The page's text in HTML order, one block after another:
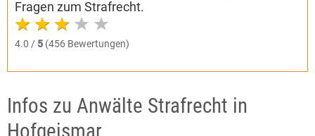
Fragen zum Strafrecht.
4.0 / 5 (456 Bewertungen)
Infos zu Anwälte Strafrecht in
Hofgeismar